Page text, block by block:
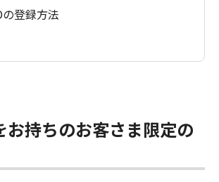
登録方法
お持ちのお客さま限定の